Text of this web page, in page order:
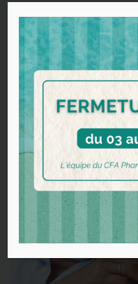
Les conditions
vacciner à
Bien que leur champ de
pour administrer ces
préparateurs en pharmacie :
Suivre une
Être supervisé par
À noter que les
formés à la vaccination à
grippe devront suivre une